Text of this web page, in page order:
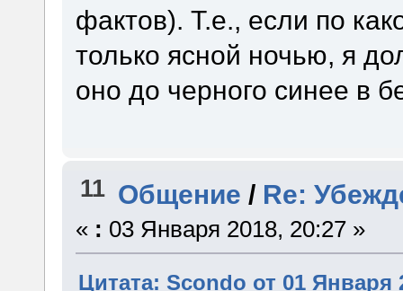
фактов). Т.е., если по
только ясной ночью, я
оно до черного синее в
11 Общение / Re:
« : 03 Января 2018, 20:27 »
Цитата: Scondo от 01 Января